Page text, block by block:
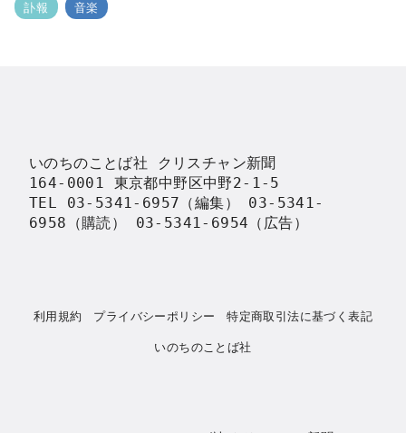
訃報
音楽
いのちのことば社 クリスチャン新聞
164-0001 東京都中野区中野2-1-5
TEL 03-5341-6957（編集） 03-5341-
6958（購読） 03-5341-6954（広告）
利用規約 プライバシーポリシー
特定商取引法に基づく表記
いのちのことば社